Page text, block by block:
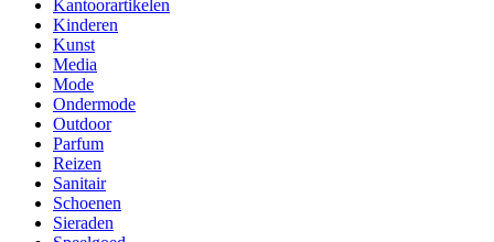
Kantoorartikelen
Kinderen
Kunst
Media
Mode
Ondermode
Outdoor
Parfum
Reizen
Sanitair
Schoenen
Sieraden